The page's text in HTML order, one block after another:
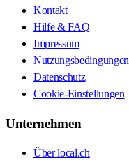
Kontakt
Hilfe & FAQ
Impressum
Nutzungsbedingungen
Datenschutz
Cookie-Einstellungen
Unternehmen
Über local.ch